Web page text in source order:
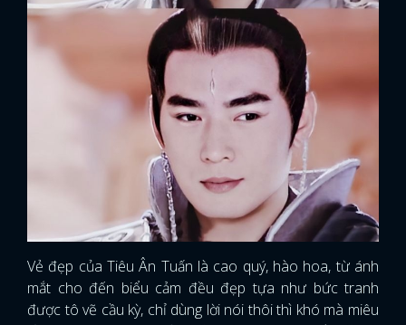
Vẻ đẹp của Tiêu Ân Tuấn là cao quý, hào hoa, từ ánh
mắt cho đến biểu cảm đều đẹp tựa như bức tranh
được tô vẽ cầu kỳ, chỉ dùng lời nói thôi thì khó mà miêu